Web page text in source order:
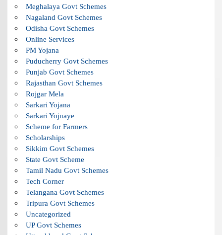
Meghalaya Govt Schemes
Nagaland Govt Schemes
Odisha Govt Schemes
Online Services
PM Yojana
Puducherry Govt Schemes
Punjab Govt Schemes
Rajasthan Govt Schemes
Rojgar Mela
Sarkari Yojana
Sarkari Yojnaye
Scheme for Farmers
Scholarships
Sikkim Govt Schemes
State Govt Scheme
Tamil Nadu Govt Schemes
Tech Corner
Telangana Govt Schemes
Tripura Govt Schemes
Uncategorized
UP Govt Schemes